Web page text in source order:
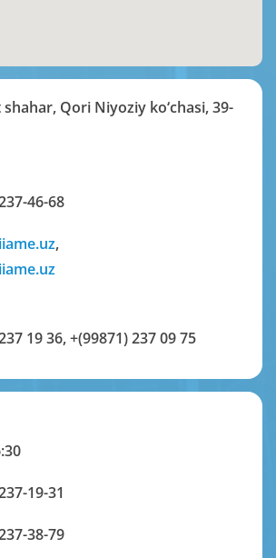
Qori Niyoziy ko‘chasi, 39-
46-68
,
19 36,+(99871) 237 09 75
19-31
38-79